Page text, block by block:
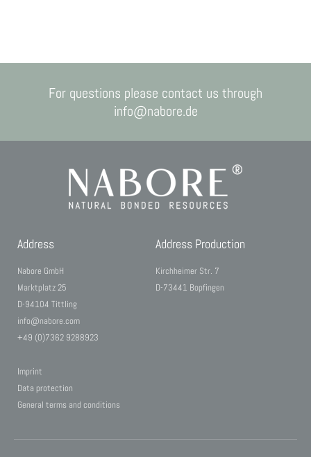
For questions please contact us through
info@nabore.de
Address
Nabore GmbH
Marktplatz 25
D-94104 Tittling
info@nabore.com
+49 (0)7362 9288923
Address Production
Kirchheimer Str. 7
D-73441 Bopfingen
Imprint
Data protection
General terms and conditions